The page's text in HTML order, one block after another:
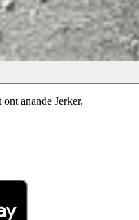
anande Jerker.